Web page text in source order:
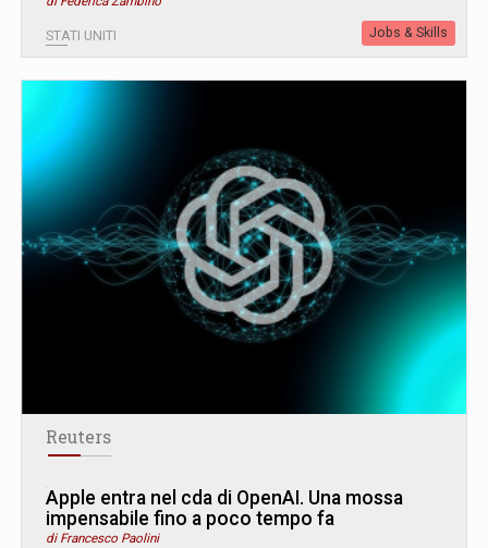
STATI UNITI Jobs & Skills
Reuters
Apple entra nel cda di OpenAI. Una mossa
impensabile fino a poco tempo fa
di Francesco Paolini